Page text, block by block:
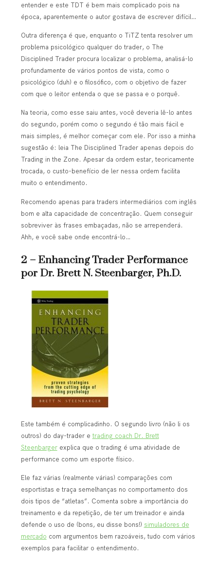
entender e este TDT é bem mais complicado pois na
época, aparentemente o autor gostava de escrever difícil…
Outra diferença é que, enquanto o TiTZ tenta resolver um
problema psicológico qualquer do trader, o The
Disciplined Trader procura localizar o problema, analisá-lo
profundamente de vários pontos de vista, como o
psicológico (duh) e o filosófico, com o objetivo de fazer
com que o leitor entenda o que se passa e o porquê.
Na teoria, como esse saiu antes, você deveria lê-lo antes
do segundo, porém como o segundo é tão mais fácil e
mais simples, é melhor começar com ele. Por isso a minha
sugestão é: leia The Disciplined Trader apenas depois do
Trading in the Zone. Apesar da ordem estar, teoricamente
trocada, o custo-benefício de ler nessa ordem facilita
muito o entendimento.
Recomendo apenas para traders intermediários com inglês
bom e alta capacidade de concentração. Quem conseguir
sobreviver às frases embaçadas, não se arrependerá.
Ahh, e você sabe onde encontrá-lo…
2 – Enhancing Trader Performance
por Dr. Brett N. Steenbarger, Ph.D.
Este também é complicadinho. O segundo livro (não li os
outros) do day-trader e trading coach Dr. Brett
Steenbargerexplica que o trading é uma atividade de
performance como um esporte físico.
Ele faz várias (realmente várias) comparações com
esportistas e traça semelhanças no comportamento dos
dois tipos de “atletas”. Comenta sobre a importância do
treinamento e da repetição, de ter um treinador e ainda
defende o uso de (bons, eu disse bons!) simuladores de
mercado com argumentos bem razoáveis, tudo com vários
exemplos para facilitar o entendimento.